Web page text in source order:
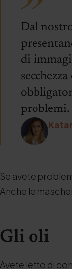
Dal
di
problemi.
Se avete
Anche le
Gli oli
Avete letto di